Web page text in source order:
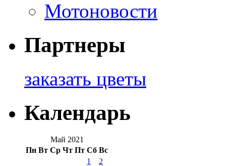
Мотоновости
Партнеры
заказать цветы
Календарь
Май 2021
Пн Вт Ср Чт Пт Сб Вс
1
2